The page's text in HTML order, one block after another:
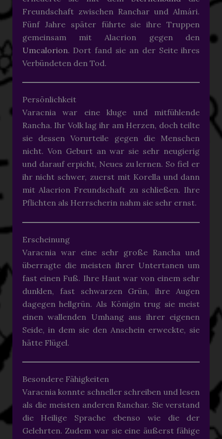
Freundschaft zwischen Ranchar und Almári.
Fünf Jahre später führte sie ihre Truppen
gemeinsam mit Alacrion gegen den
Umcalorion. Dort fand sie an der Seite ihres
Verbündeten den Tod.
Persönlichkeit
Varacnia war eine kluge und mitfühlende
Rancha. Ihr Volk lag ihr am Herzen, doch teilte
sie dessen Vorurteile gegen die Menschen
nicht. Von Geburt an war sie sehr neugierig
und darauf erpicht, Neues zu lernen. So fiel er
ihr nicht schwer, zuerst mit Korella und dann
mit Alacrion Freundschaft zu schließen. Ihre
Pflichten als Herrscherin nahm sie sehr ernst.
Erscheinung
Varacnia war eine sehr große Rancha und
überragte die meisten ihrer Untertanen um
fast einen Fuß. Ihre Haut war von einem sehr
dunklen, fast schwarzen Grün, ihre Augen
dagegen hellgrün. Als Königin trug sie meist
einen wallenden Umhang aus ihrer eigenen
Seide, in dem sie den Anschein erweckte, sie
hätte Flügel.
Besondere Fähigkeiten
Varacnia konnte schneller schreiben und lesen
als die meisten anderen Ranchar. Sie verstand
die Heilige Sprache ebenso wie die der
Gelehrten. Zudem war sie eine äußerst fähige